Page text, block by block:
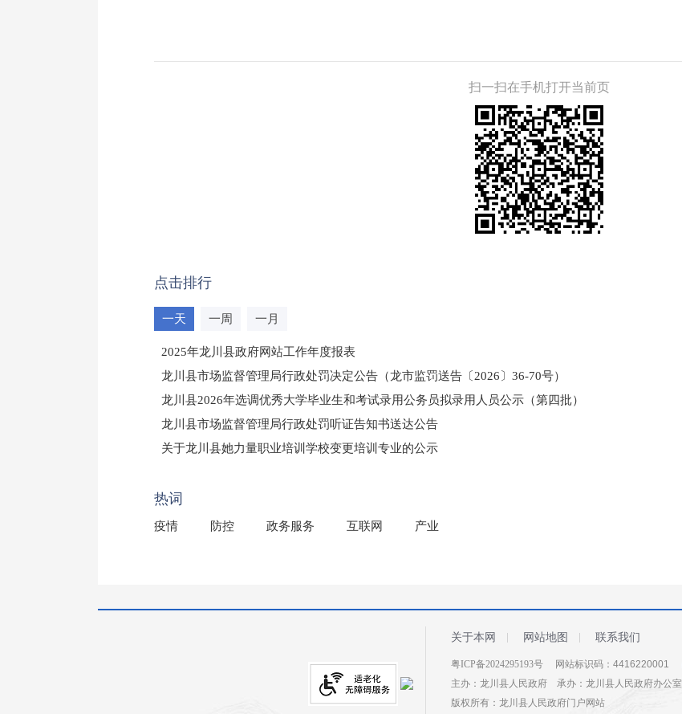
扫一扫在手机打开当前页
点击排行
一天 一周 一月
2025年龙川县政府网站工作年度报表
龙川县市场监督管理局行政处罚决定公告（龙市监罚送告〔2026〕36-70号）
龙川县2026年选调优秀大学毕业生和考试录用公务员拟录用人员公示（第四批）
龙川县市场监督管理局行政处罚听证告知书送达公告
（龙市监罚送告〔2026〕71号）
关于龙川县她力量职业培训学校变更培训专业的公示
热词
疫情 防控 政务服务 互联网 产业
关于本网 网站地图 联系我们
粤ICP备2024295193号 网站标识码：4416220001
主办：龙川县人民政府 承办：龙川县人民政府办公室
版权所有：龙川县人民政府门户网站